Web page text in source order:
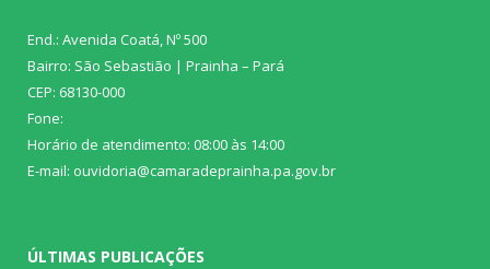
End.: Avenida Coatá, Nº 500
Bairro: São Sebastião | Prainha – Pará
CEP: 68130-000
Fone:
Horário de atendimento: 08:00 às 14:00
E-mail: ouvidoria@camaradeprainha.pa.gov.br
ÚLTIMAS PUBLICAÇÕES